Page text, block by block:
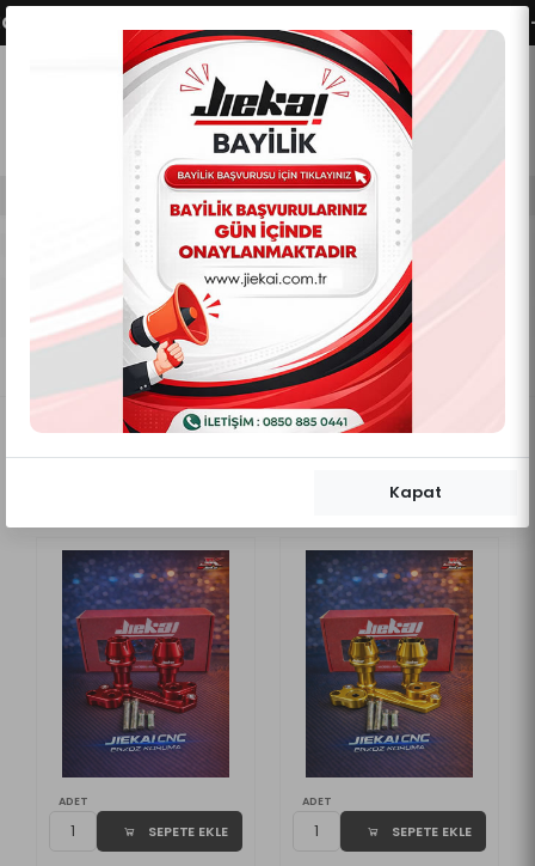
AKTİFLEŞMİŞTİR. VADE FARKSIZ 2 -
Mobil Menü
Mobil Menü
Mobil Menü
EGZOZ KORUMA TAKOZLARI
TAKOZ DEMİR EGZOZ KORUMA TAKOZLARI
Kategori Filtreleme Göster/Gizle
ADET
SEPETE EKLE
ADET
SEPETE EKLE
Kapat